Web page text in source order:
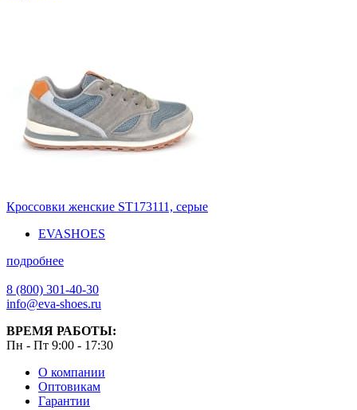
Кроссовки женские ST173111, серые
EVASHOES
подробнее
8 (800) 301-40-30
info@eva-shoes.ru
ВРЕМЯ РАБОТЫ:
Пн - Пт 9:00 - 17:30
О компании
Оптовикам
Гарантии